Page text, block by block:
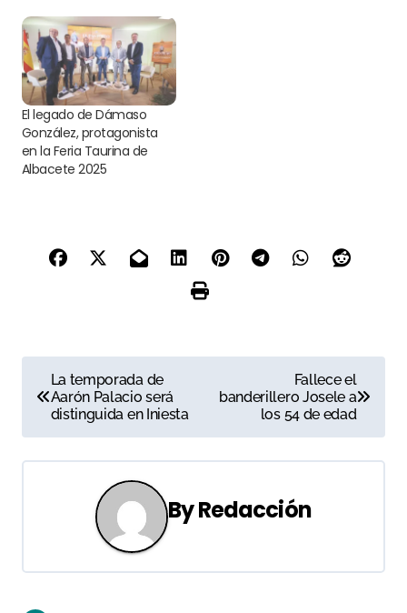
El legado de Dámaso
González, protagonista
en la Feria Taurina de
Albacete 2025
a
v
a
La temporada de
Aarón Palacio será
distinguida en Iniesta
Fallece el
banderillero Josele a
los 54 de edad
ByRedacción